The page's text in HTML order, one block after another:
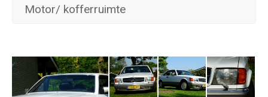
Motor/ kofferruimte